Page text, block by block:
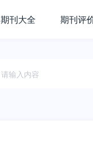
期刊大全 期刊评